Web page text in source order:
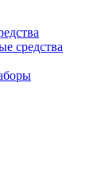
средства